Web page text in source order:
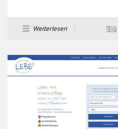
Weiterlesen